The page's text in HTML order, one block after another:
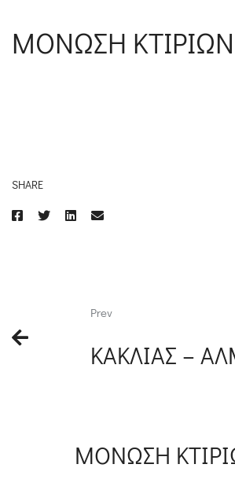
ΜΟΝΩΣΗ ΚΤΙΡΙΩΝ
SHARE
Prev
ΚΑΚΛΙΑΣ –
ΜΟΝΩΣΗ